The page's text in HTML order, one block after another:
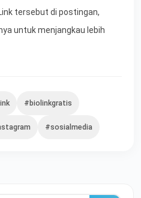
tersebut di postingan,
untuk menjangkau lebih
#biolinkgratis
#sosialmedia